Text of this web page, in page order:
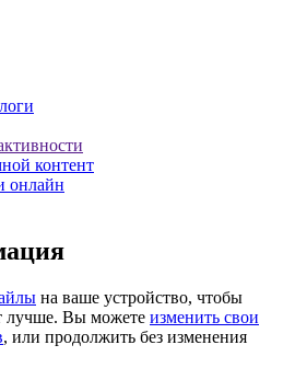
контент
онлайн
на ваше устройство, чтобы
лучше. Вы можете изменить свои
, или продолжить без изменения